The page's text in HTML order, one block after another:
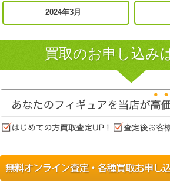
2024年3月
買取のお申し込み